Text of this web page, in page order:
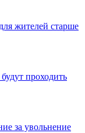
жителей старше
проходить
за увольнение